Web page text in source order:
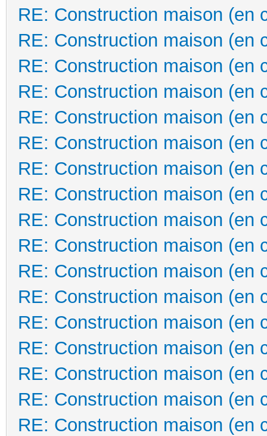
RE: Construction maison (en
RE: Construction maison (en
RE: Construction maison (en
RE: Construction maison (en
RE: Construction maison (en
RE: Construction maison (en
RE: Construction maison (en
RE: Construction maison (en
RE: Construction maison (en
RE: Construction maison (en
RE: Construction maison (en
RE: Construction maison (en
RE: Construction maison (en
RE: Construction maison (en
RE: Construction maison (en
RE: Construction maison (en
RE: Construction maison (en